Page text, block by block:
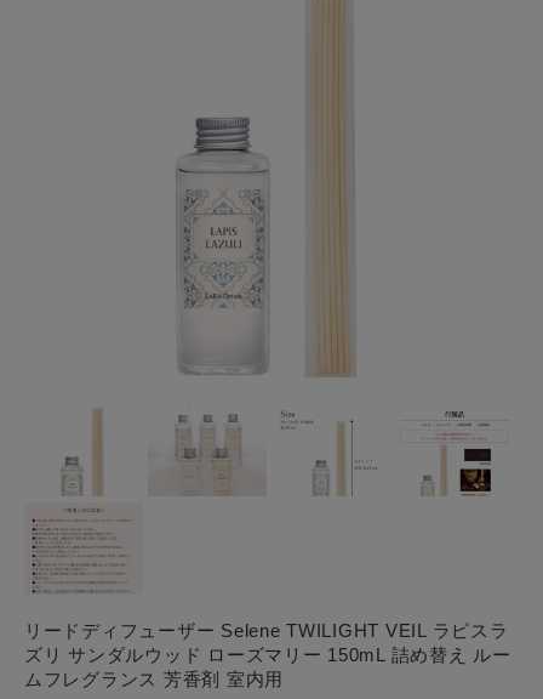
リードディフューザー Selene TWILIGHT VEIL ラピスラ
ズリ サンダルウッド ローズマリー 150mL 詰め替え ルー
ムフレグランス 芳香剤 室内用